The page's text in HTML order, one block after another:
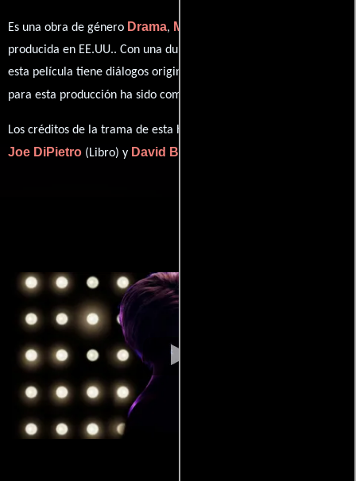
Es una obra de género Drama, Musical
producida en EE.UU.. Con una duración de 1h 57m (117 minutos),
esta película tiene diálogos originales en
para esta producción ha sido compuesta por
Los créditos de la trama de esta historia están divididos entre
Joe DiPietro (Libro) y David Bryan